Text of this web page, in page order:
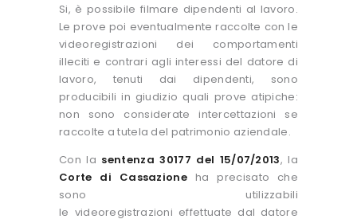
Si, è possibile filmare dipendenti al lavoro.
Le prove poi eventualmente raccolte con le
videoregistrazioni dei comportamenti
illeciti e contrari agli interessi del datore di
lavoro, tenuti dai dipendenti, sono
producibili in giudizio quali prove atipiche:
non sono considerate intercettazioni se
raccolte a tutela del patrimonio aziendale.
Con la sentenza 30177 del 15/07/2013, la
Corte di Cassazioneha precisato che
sono utilizzabili
le videoregistrazioni effettuate dal datore